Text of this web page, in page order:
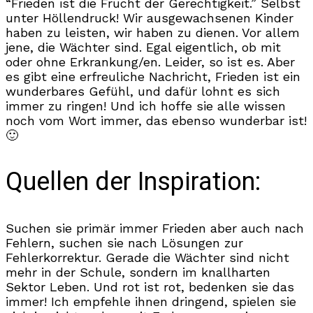
unter Höllendruck! Wir ausgewachsenen Kinder
haben zu leisten, wir haben zu dienen. Vor allem
jene, die Wächter sind. Egal eigentlich, ob mit
oder ohne Erkrankung/en. Leider, so ist es. Aber
es gibt eine erfreuliche Nachricht, Frieden ist ein
wunderbares Gefühl, und dafür lohnt es sich
immer zu ringen! Und ich hoffe sie alle wissen
noch vom Wort immer, das ebenso wunderbar ist!
🙂
Quellen der Inspiration:
Suchen sie primär immer Frieden aber auch nach
Fehlern, suchen sie nach Lösungen zur
Fehlerkorrektur. Gerade die Wächter sind nicht
mehr in der Schule, sondern im knallharten
Sektor Leben. Und rot ist rot, bedenken sie das
immer! Ich empfehle ihnen dringend, spielen sie